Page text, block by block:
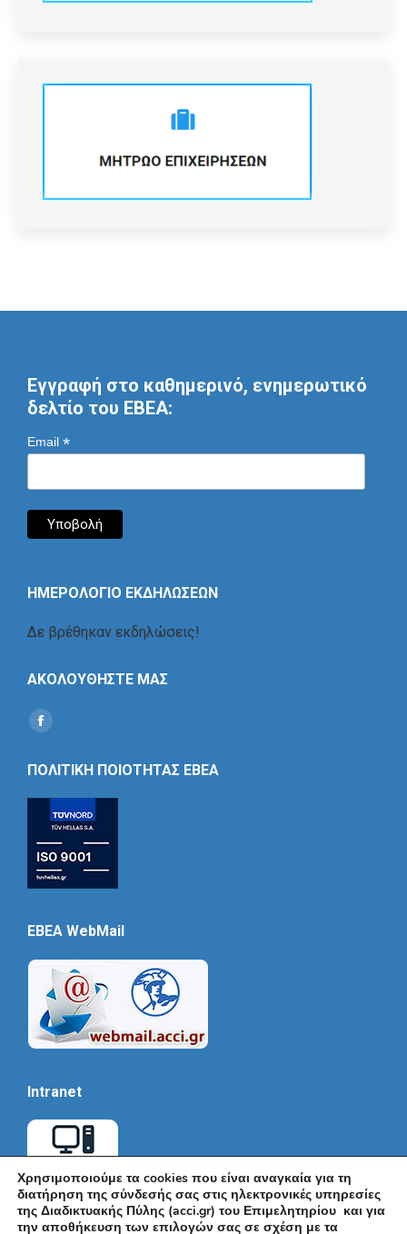
Εγγραφή στο καθημερινό, ενημερωτικό
δελτίο του ΕΒΕΑ:
Email *
ΗΜΕΡΟΛΟΓΙΟ ΕΚΔΗΛΩΣΕΩΝ
Δε βρέθηκαν εκδηλώσεις!
ΑΚΟΛΟΥΘΗΣΤΕ ΜΑΣ
Find us on:
Social
ΠΟΛΙΤΙΚΗ ΠΟΙΟΤΗΤΑΣ ΕΒΕΑ
EBEA WebMail
Intranet
Χρησιμοποιούμε τα cookies που είναι αναγκαία για τη
διατήρηση της σύνδεσής σας στις ηλεκτρονικές υπηρεσίες
της Διαδικτυακής Πύλης (acci.gr) του Επιμελητηρίου και για
την αποθήκευση των επιλογών σας σε σχέση με τα